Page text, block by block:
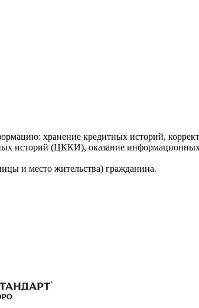
хранение кредитных историй,
историй (ЦККИ), оказание информационных
и место жительства) гражданина.